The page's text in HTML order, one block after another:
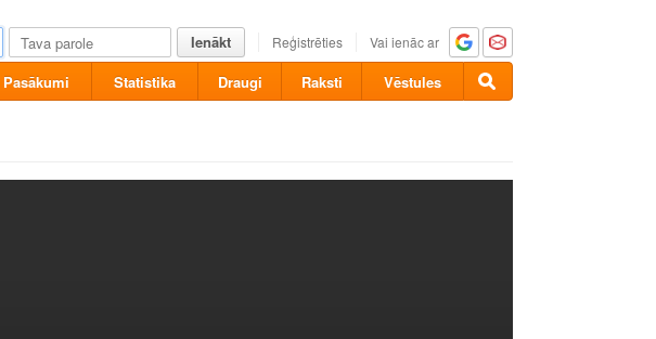
Ienākt Reģistrēties Vai ienāc ar
Pasākumi Statistika Draugi Raksti Vēstules